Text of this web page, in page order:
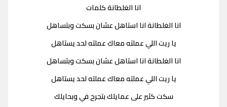
انا الغلطانة كلمات
انا الغلطانة انا استاهل عشان بسكت وبتساهل
يا ريت اللي عملته معاك عملته لحد يستاهل
انا الغلطانة انا استاهل عشان بسكت وبتساهل
يا ريت اللي عملته معاك عملته لحد يستاهل
سكت كثير على عمايلك بتجرح في وبحايلك